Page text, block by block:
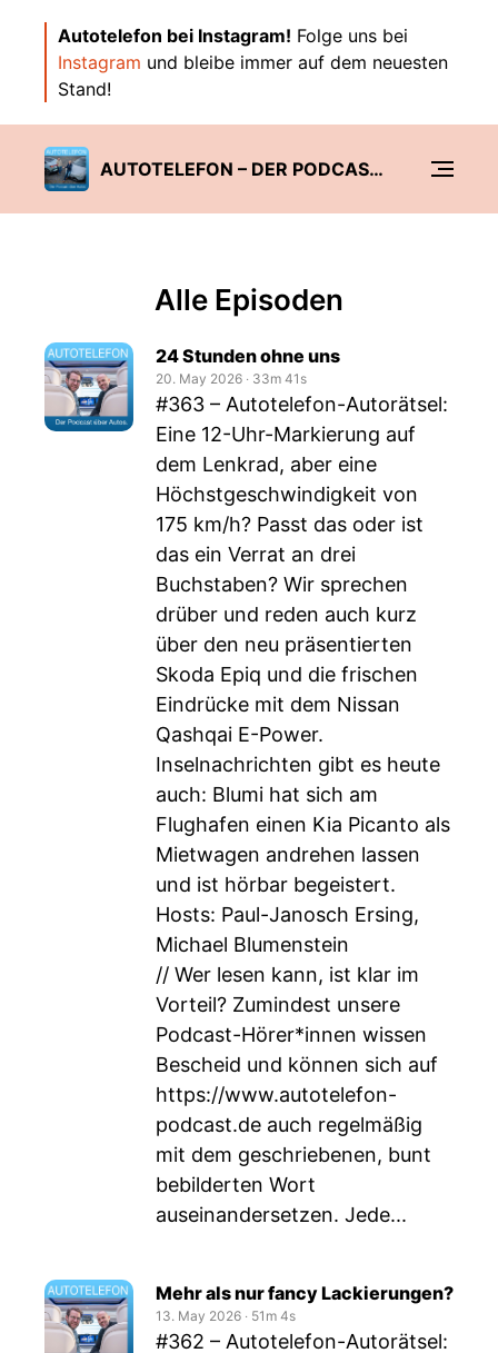
Autotelefon bei Instagram! Folge uns bei
Instagram und bleibe immer auf dem neuesten
Stand!
AUTOTELEFON – DER PODCAST ÜBER AUTOS.
Alle Episoden
24 Stunden ohne uns
20. May 2026 ‧ 33m 41s
#363 – Autotelefon-Autorätsel:
Eine 12-Uhr-Markierung auf
dem Lenkrad, aber eine
Höchstgeschwindigkeit von
175 km/h? Passt das oder ist
das ein Verrat an drei
Buchstaben? Wir sprechen
drüber und reden auch kurz
über den neu präsentierten
Skoda Epiq und die frischen
Eindrücke mit dem Nissan
Qashqai E-Power.
Inselnachrichten gibt es heute
auch: Blumi hat sich am
Flughafen einen Kia Picanto als
Mietwagen andrehen lassen
und ist hörbar begeistert.
Hosts: Paul-Janosch Ersing,
Michael Blumenstein
// Wer lesen kann, ist klar im
Vorteil? Zumindest unsere
Podcast-Hörer*innen wissen
Bescheid und können sich auf
https://www.autotelefon-
podcast.de auch regelmäßig
mit dem geschriebenen, bunt
bebilderten Wort
auseinandersetzen. Jede...
Mehr als nur fancy Lackierungen?
13. May 2026 ‧ 51m 4s
#362 – Autotelefon-Autorätsel: